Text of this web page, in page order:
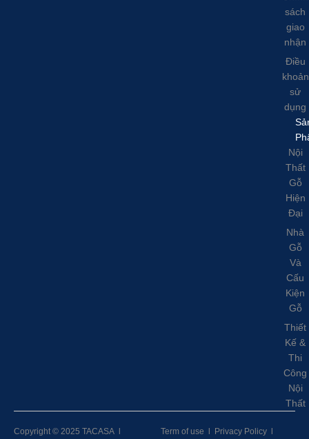
sách
giao
nhận
Điều
khoản
sử
dụng
Nội
Thất
Gỗ
Hiện
Đại
Nhà
Gỗ
Và
Cấu
Kiện
Gỗ
Thiết
Kế &
Thi
Công
Nội
Thất
Copyright © 2025 TACASA Term of use Privacy Policy